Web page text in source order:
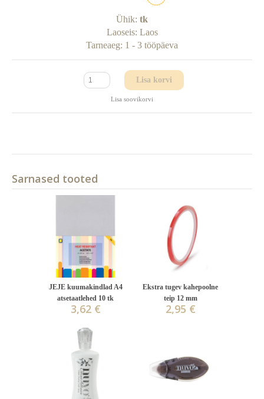
Ühik: tk
Laoseis: Laos
Tarneaeg: 1 - 3 tööpäeva
Lisa korvi
Lisa soovikorvi
Sarnased tooted
JEJE kuumakindlad A4
atsetaatlehed 10 tk
3,62 €
Ekstra tugev kahepoolne
teip 12 mm
2,95 €